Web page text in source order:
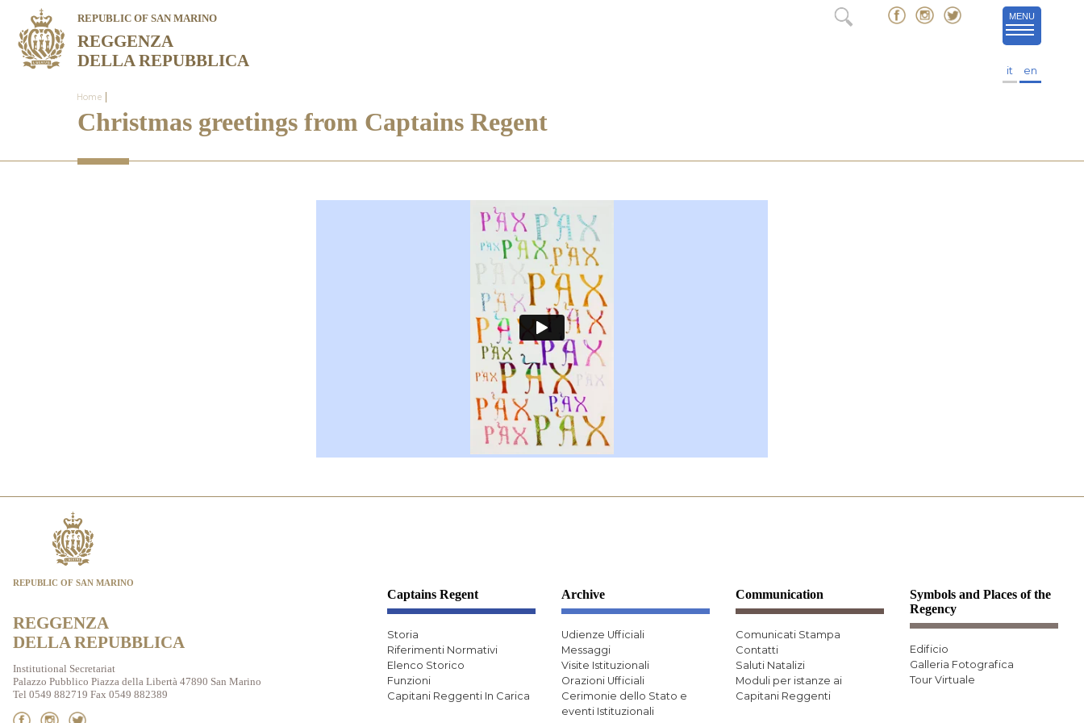
REPUBLIC OF SAN MARINO
REGGENZA
DELLA REPUBBLICA
MENU
it en
Home
Christmas greetings from Captains Regent
REPUBLIC OF SAN MARINO
REGGENZA
DELLA REPUBBLICA
Institutional Secretariat
Palazzo Pubblico Piazza della Libertà 47890 San Marino
Tel 0549 882719 Fax 0549 882389
Captains Regent
Storia
Riferimenti Normativi
Elenco Storico
Funzioni
Capitani Reggenti In Carica
Archive
Udienze Ufficiali
Messaggi
Visite Istituzionali
Orazioni Ufficiali
Cerimonie dello Stato e
eventi Istituzionali
Communication
Comunicati Stampa
Contatti
Saluti Natalizi
Moduli per istanze ai
Capitani Reggenti
Symbols and Places of the
Regency
Edificio
Galleria Fotografica
Tour Virtuale